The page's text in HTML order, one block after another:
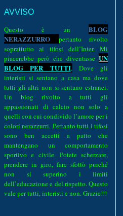
AVVISO
Questo è un BLOG
NERAZZURRO pertanto rivolto
soprattutto ai tifosi dell’Inter. Mi
piacerebbe però che diventasse UN
BLOG PER TUTTI.
Dove gli
interisti si sentano a casa ma dove
tutti gli altri non si sentano estranei.
Un blog rivolto a tutti gli
appassionati di calcio non solo a
quelli con cui condivido l’amore per i
colori nerazzurri. Pertanto tutti i tifosi
sono ben accetti a patto che
mantengano un comportamento
sportivo e civile. Potete scherzare,
prendere in giro, fare sfottò purché
non si superino i limiti
dell’educazione e del rispetto. Questo
vale per tutti, interisti e non. Grazie!!!